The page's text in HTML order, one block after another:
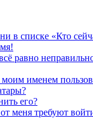
в списке «Кто
равно
именем
его?
меня требуют